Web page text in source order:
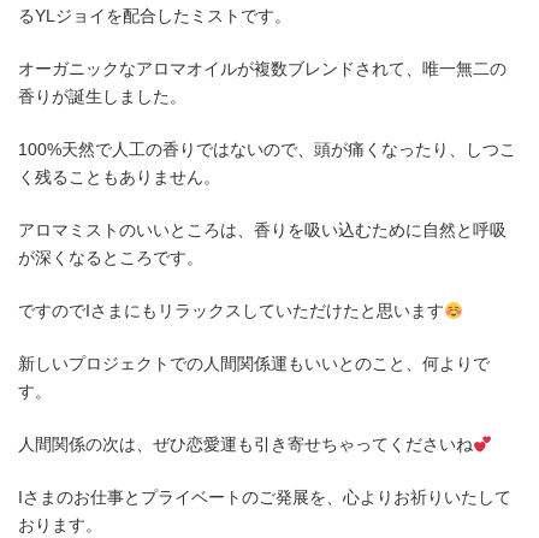
るYLジョイを配合したミストです。
オーガニックなアロマオイルが複数ブレンドされて、唯一無二の
香りが誕生しました。
100%天然で人工の香りではないので、頭が痛くなったり、しつこ
く残ることもありません。
アロマミストのいいところは、香りを吸い込むために自然と呼吸
が深くなるところです。
ですのでIさまにもリラックスしていただけたと思います
新しいプロジェクトでの人間関係運もいいとのこと、何よりで
す。
人間関係の次は、ぜひ恋愛運も引き寄せちゃってくださいね
Iさまのお仕事とプライベートのご発展を、心よりお祈りいたして
おります。